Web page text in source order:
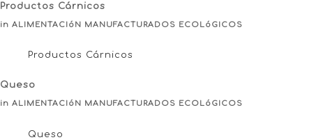
Productos Cárnicos
in ALIMENTACIóN MANUFACTURADOS ECOLóGICOS
Productos Cárnicos
Queso
in ALIMENTACIóN MANUFACTURADOS ECOLóGICOS
Queso